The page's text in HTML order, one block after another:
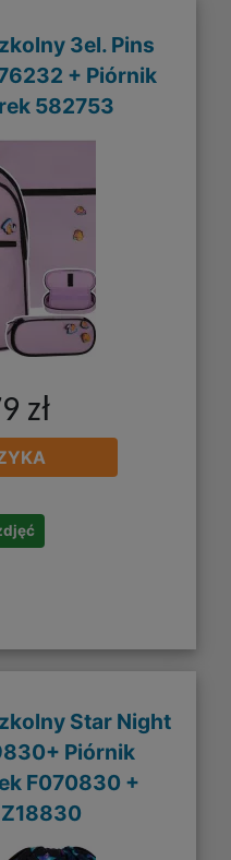
3el. Pins
+ Piórnik
582753
zł
Star Night
Piórnik
F070830 +